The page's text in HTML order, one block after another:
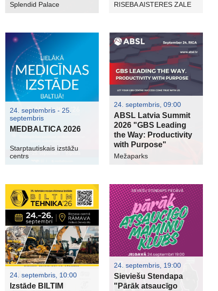
Splendid Palace RISEBA AISTERES ZALE
24. septembris - 25.
septembris
MEDBALTICA 2026
Starptautiskais izstāžu
centrs
24. septembris, 09:00
ABSL Latvia Summit
2026 "GBS Leading
the Way: Productivity
with Purpose"
Mežaparks
24. septembris, 10:00
Izstāde BILTIM
24. septembris, 19:00
Sieviešu Stendapa
"Pārāk atsaucīgo